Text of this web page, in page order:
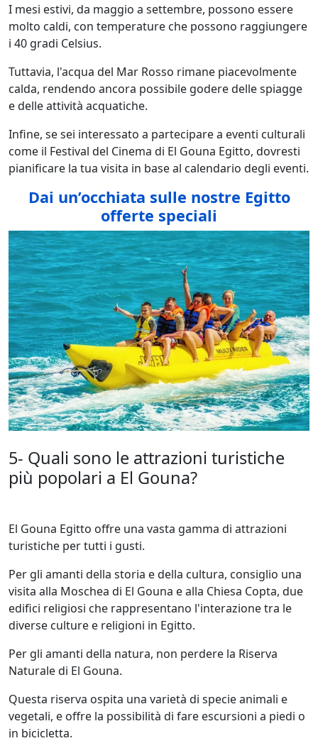
I mesi estivi, da maggio a settembre, possono essere
molto caldi, con temperature che possono raggiungere
i 40 gradi Celsius.
Tuttavia, l'acqua del Mar Rosso rimane piacevolmente
calda, rendendo ancora possibile godere delle spiagge
e delle attività acquatiche.
Infine, se sei interessato a partecipare a eventi culturali
come il Festival del Cinema di El Gouna Egitto, dovresti
pianificare la tua visita in base al calendario degli eventi.
Dai un’occhiata sulle nostre Egitto
offerte speciali
5- Quali sono le attrazioni turistiche
più popolari a El Gouna?
El Gouna Egitto offre una vasta gamma di attrazioni
turistiche per tutti i gusti.
Per gli amanti della storia e della cultura, consiglio una
visita alla Moschea di El Gouna e alla Chiesa Copta, due
edifici religiosi che rappresentano l'interazione tra le
diverse culture e religioni in Egitto.
Per gli amanti della natura, non perdere la Riserva
Naturale di El Gouna.
Questa riserva ospita una varietà di specie animali e
vegetali, e offre la possibilità di fare escursioni a piedi o
in bicicletta.